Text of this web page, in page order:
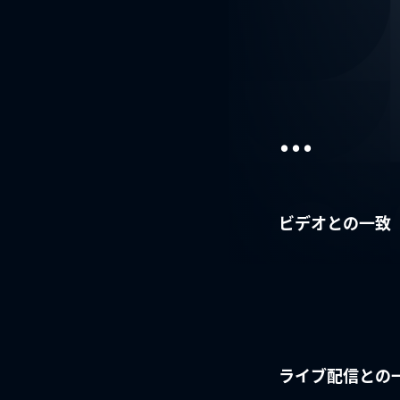
...
ビデオとの一致
ライブ配信との